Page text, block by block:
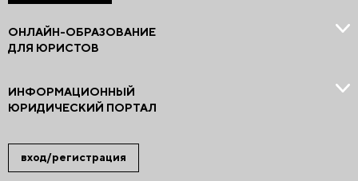
вход/регистрация
ОНЛАЙН-ОБРАЗОВАНИЕ
ДЛЯ ЮРИСТОВ
ИНФОРМАЦИОННЫЙ
ЮРИДИЧЕСКИЙ ПОРТАЛ